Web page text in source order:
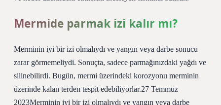
Mermide parmak izi kalır mı?
Merminin iyi bir izi olmalıydı ve yangın veya darbe sonucu
zarar görmemeliydi. Sonuçta, sadece parmağınızdaki yağdı ve
silinebilirdi. Bugün, mermi üzerindeki korozyonu merminin
üzerinde kalan terden tespit edebiliyorlar.27 Temmuz
2023Merminin iyi bir izi olmalıydı ve yangın veya darbe